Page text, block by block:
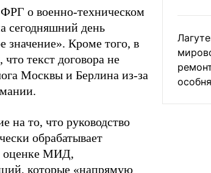
о военно-техническом
сегодняшний день
значение». Кроме того, в
текст договора не
Москвы и Берлина из-за
на то, что руководство
обрабатывает
оценке МИД,
которые «напрямую